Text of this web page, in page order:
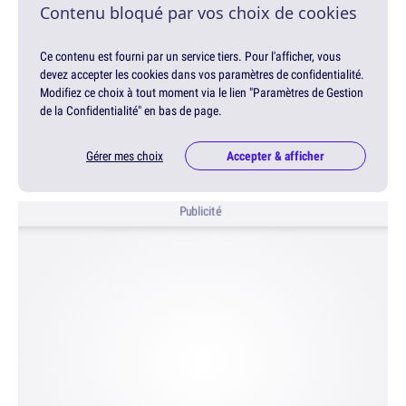
Contenu bloqué par vos choix de cookies
Ce contenu est fourni par un service tiers. Pour l'afficher, vous
devez accepter les cookies dans vos paramètres de confidentialité.
Modifiez ce choix à tout moment via le lien "Paramètres de Gestion
de la Confidentialité" en bas de page.
Gérer mes choix Accepter & afficher
Publicité